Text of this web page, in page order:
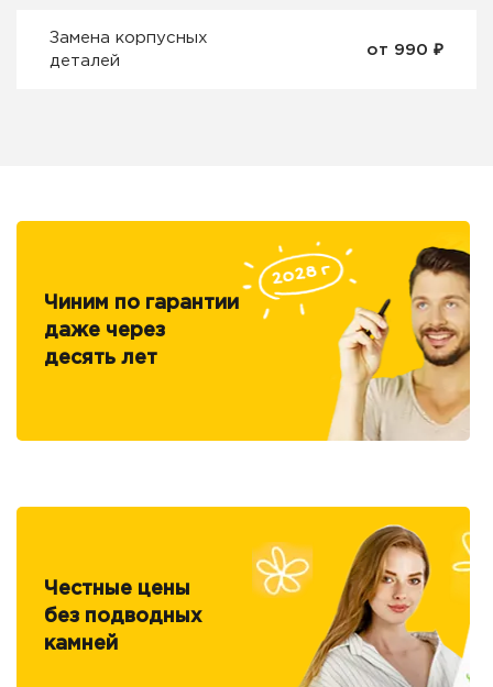
Замена корпусных
деталей
от 990 ₽
Чиним по гарантии
даже через
десять лет
Честные цены
без подводных
камней